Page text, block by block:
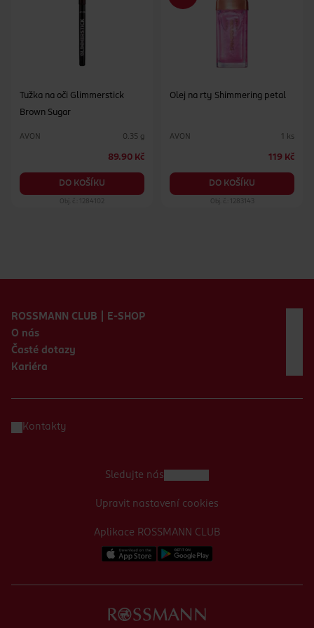
Tužka na oči Glimmerstick
Brown Sugar
AVON 0.35 g
89.90 Kč
DO KOŠÍKU
Obj. č.: 1284102
Olej na rty Shimmering petal
AVON 1 ks
119 Kč
DO KOŠÍKU
Obj. č.: 1283143
ROSSMANN CLUB | E-SHOP
O nás
Časté dotazy
Kariéra
Kontakty
Aplikace ROSSMANN CLUB
Sledujte nás
Upravit nastavení cookies